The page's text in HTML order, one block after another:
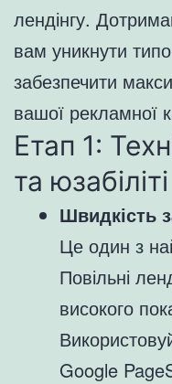
лендінгу.
вам уникнути
забезпечити
вашої рекламної
Етап 1:
та юзабіліті
Швидкість
Це один з
Повільні
високого
Google